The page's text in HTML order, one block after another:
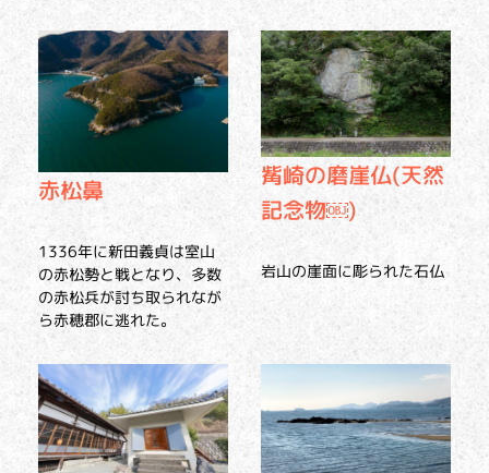
赤松鼻
1336年に新田義貞は室山
の赤松勢と戦となり、多数
の赤松兵が討ち取られなが
ら赤穂郡に逃れた。
觜崎の磨崖仏(天然
記念物￼)
岩山の崖面に彫られた石仏